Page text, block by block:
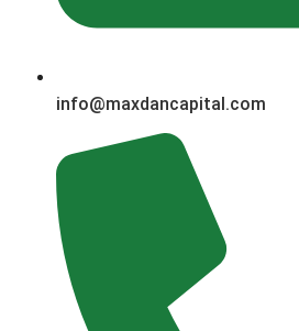
info@maxdancapital.com